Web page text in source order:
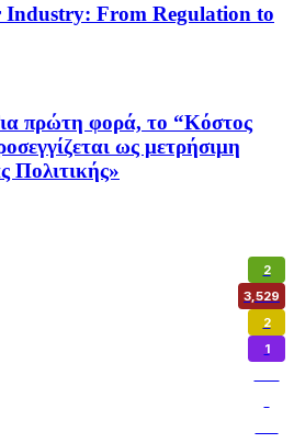
Industry: From Regulation to
πρώτη φορά, το “Κόστος
ως μετρήσιμη
Πολιτικής»
2
3,529
2
1